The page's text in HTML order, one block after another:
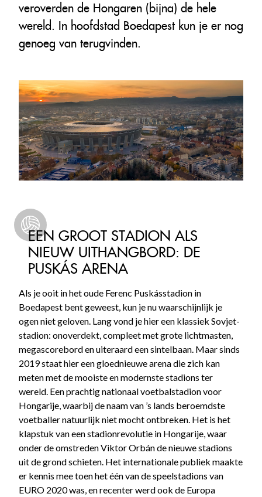
veroverden de Hongaren (bijna) de hele
wereld. In hoofdstad Boedapest kun je er nog
genoeg van terugvinden.
EEN GROOT STADION ALS
NIEUW UITHANGBORD: DE
PUSKÁS ARENA
Als je ooit in het oude Ferenc Puskásstadion in
Boedapest bent geweest, kun je nu waarschijnlijk je
ogen niet geloven. Lang vond je hier een klassiek Sovjet-
stadion: onoverdekt, compleet met grote lichtmasten,
megascorebord en uiteraard een sintelbaan. Maar sinds
2019 staat hier een gloednieuwe arena die zich kan
meten met de mooiste en modernste stadions ter
wereld. Een prachtig nationaal voetbalstadion voor
Hongarije, waarbij de naam van ’s lands beroemdste
voetballer natuurlijk niet mocht ontbreken. Het is het
klapstuk van een stadionrevolutie in Hongarije, waar
onder de omstreden Viktor Orbán de nieuwe stadions
uit de grond schieten. Het internationale publiek maakte
er kennis mee toen het één van de speelstadions van
EURO 2020 was, en recenter werd ook de Europa